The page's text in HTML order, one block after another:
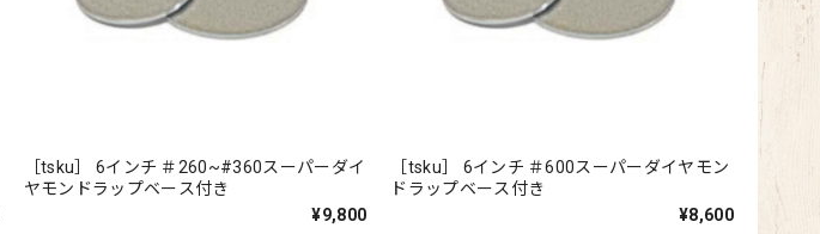
［tsku］ 6インチ ＃260~#360スーパーダイ
ヤモンドラップベース付き
¥9,800
［tsku］ 6インチ ＃600スーパーダイヤモン
ドラップベース付き
¥8,600